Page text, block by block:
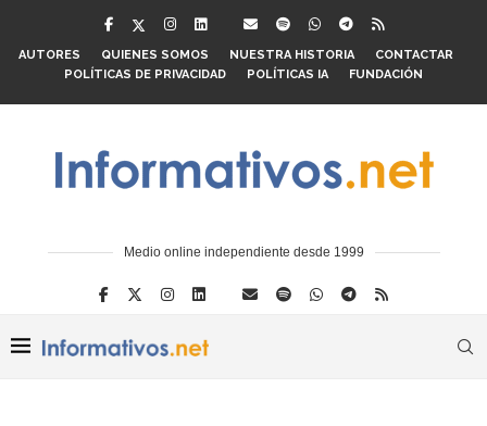
AUTORES QUIENES SOMOS NUESTRA HISTORIA
CONTACTAR
POLÍTICAS DE PRIVACIDAD
POLÍTICAS IA FUNDACIÓN
Medio online independiente desde 1999